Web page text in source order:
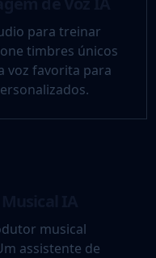
para treinar
timbres únicos
voz favorita para
musical
assistente de